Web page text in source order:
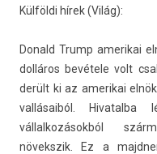
Külföldi hírek (Világ):
Donald Trump amerikai
dolláros bevétele volt
derült ki az amerikai
val­lásaiból. Hivatal­ba
vállalkozásokból
növekszik. Ez a